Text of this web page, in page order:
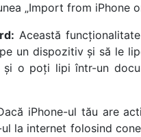
„Import from iPhone
Această
un dispozitiv și să le
o poți lipi într-un
iPhone-ul tău are
la internet folosind